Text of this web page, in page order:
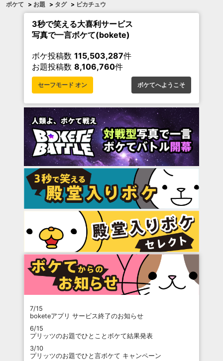
ボケて > お題 > タグ > ピカチュウ
3秒で笑える大喜利サービス
写真で一言ボケて(bokete)
ボケ投稿数 115,503,287件
お題投稿数 8,106,760件
セーフモード オン ボケてへようこそ
7/15
boketeアプリ サービス終了のお知らせ
6/15
プリッツのお題でひとことボケて結果発表
3/10
プリッツのお題でひと言ボケて キャンペーン